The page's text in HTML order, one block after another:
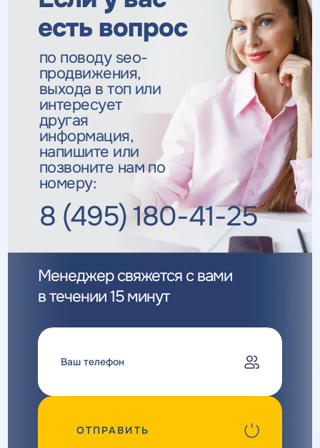
есть вопрос
по поводу seo-
продвижения,
выхода в топ или
интересует
другая
информация,
напишите или
позвоните нам по
номеру:
8 (495) 180-41-25
Менеджер свяжется с вами
в течении 15 минут
ОТПРАВИТЬ